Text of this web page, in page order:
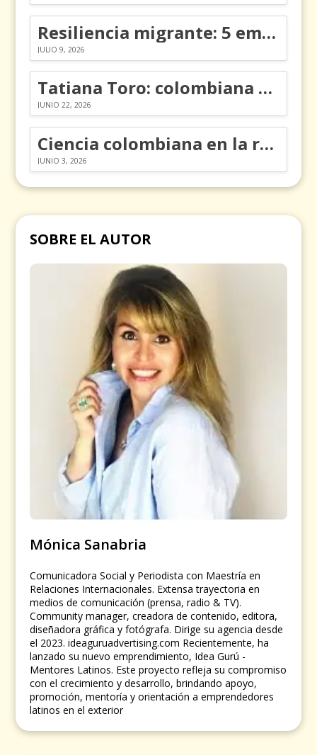
Resiliencia migrante: 5 emociones y cómo gestionarlas
JULIO 9, 2026
Tatiana Toro: colombiana que cambió la historia de las matemáticas
JUNIO 22, 2026
Ciencia colombiana en la revolución de los órganos en chips
JUNIO 3, 2026
SOBRE EL AUTOR
Mónica Sanabria
Comunicadora Social y Periodista con Maestría en
Relaciones Internacionales. Extensa trayectoria en
medios de comunicación (prensa, radio & TV).
Community manager, creadora de contenido, editora,
diseñadora gráfica y fotógrafa. Dirige su agencia desde
el 2023. ideaguruadvertising.com Recientemente, ha
lanzado su nuevo emprendimiento, Idea Gurú -
Mentores Latinos. Este proyecto refleja su compromiso
con el crecimiento y desarrollo, brindando apoyo,
promoción, mentoría y orientación a emprendedores
latinos en el exterior